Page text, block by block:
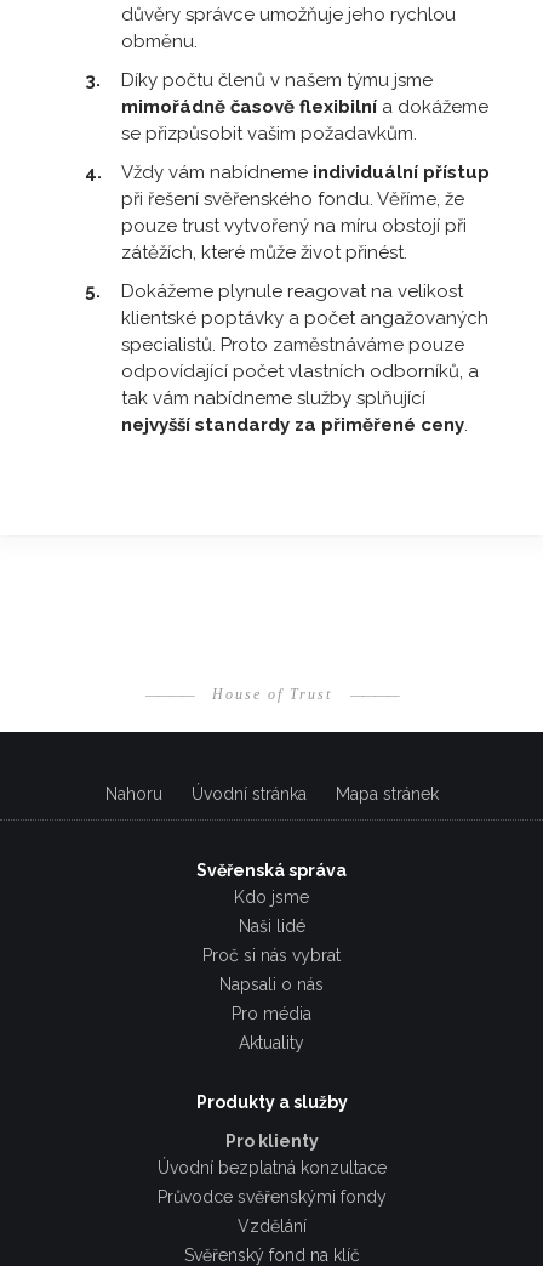
důvěry správce umožňuje jeho rychlou
obměnu.
Díky počtu členů v našem týmu jsme
mimořádně časově flexibilní a dokážeme
se přizpůsobit vašim požadavkům.
Vždy vám nabídneme individuální přístup
při řešení svěřenského fondu. Věříme, že
pouze trust vytvořený na míru obstojí při
zátěžích, které může život přinést.
Dokážeme plynule reagovat na velikost
klientské poptávky a počet angažovaných
specialistů. Proto zaměstnáváme pouze
odpovídající počet vlastních odborníků, a
tak vám nabídneme služby splňující
nejvyšší standardy za přiměřené ceny.
————House of Trust ————
Nahoru Úvodní stránka Mapa stránek
Svěřenská správa
Kdo jsme
Naši lidé
Proč si nás vybrat
Napsali o nás
Pro média
Aktuality
Produkty a služby
Pro klienty
Úvodní bezplatná konzultace
Průvodce svěřenskými fondy
Vzdělání
Svěřenský fond na klíč